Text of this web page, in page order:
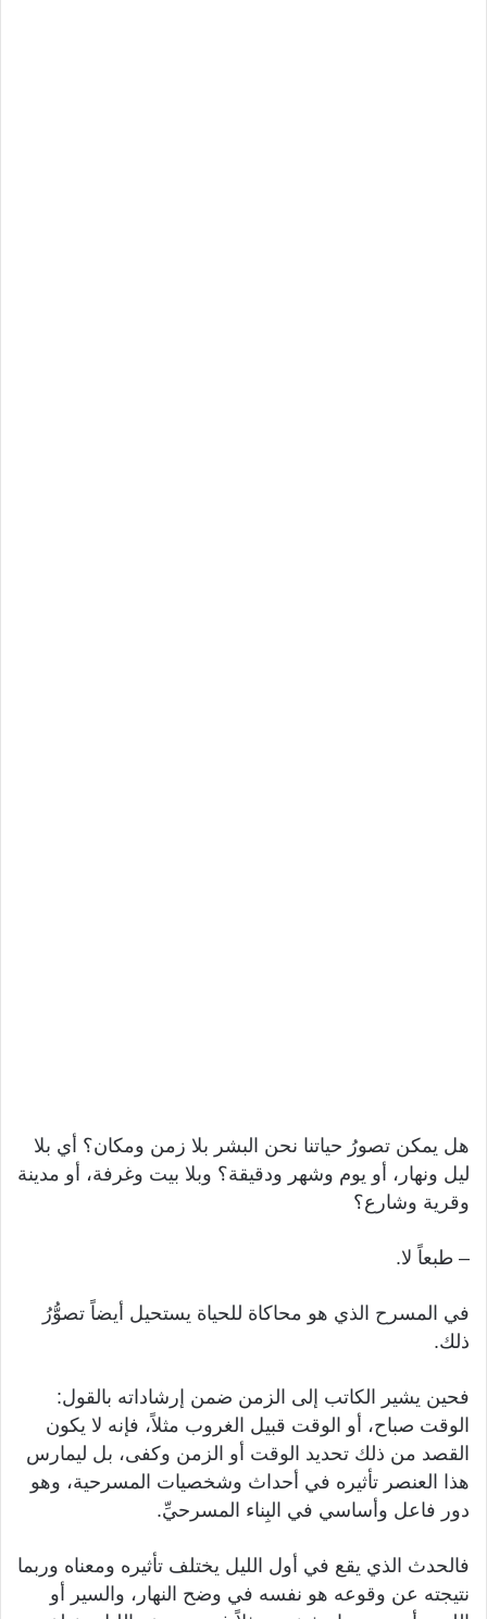
هل يمكن تصورُ حياتنا نحن البشر بلا زمن ومكان؟ أي بلا
ليل ونهار، أو يوم وشهر ودقيقة؟ وبلا بيت وغرفة، أو مدينة
وقرية وشارع؟
– طبعاً لا.
في المسرح الذي هو محاكاة للحياة يستحيل أيضاً تصوُّرُ
ذلك.
فحين يشير الكاتب إلى الزمن ضمن إرشاداته بالقول:
الوقت صباح، أو الوقت قبيل الغروب مثلاً، فإنه لا يكون
القصد من ذلك تحديد الوقت أو الزمن وكفى، بل ليمارس
هذا العنصر تأثيره في أحداث وشخصيات المسرحية، وهو
دور فاعل وأساسي في البِناء المسرحيِّ.
فالحدث الذي يقع في أول الليل يختلف تأثيره ومعناه وربما
نتيجته عن وقوعه هو نفسه في وضح النهار، والسير أو